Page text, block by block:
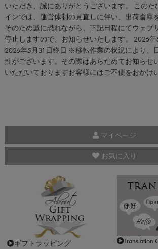
いただき、誠にありがとうございます。 この
インでは、運営体制の見直しに伴い、出荷倉庫
そのため誠に恐れながら、下記日程にてウェブ
停止しますので、お知らせいたします。 2026年
2026年5月31日終日 ※移転作業の状況により、
性がございます。その際はあらためてお知らせ
いただいておりますお客様にはご不便をおかけ
マイページ
お気に入り
ギフトラッピング Translation